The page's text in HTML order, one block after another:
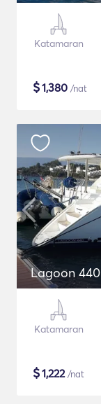
Katamaran
$1,380 /nat
Lagoon 440
Katamaran
$1,222/nat